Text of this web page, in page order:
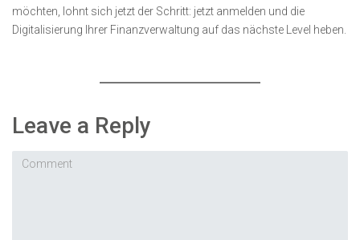
möchten, lohnt sich jetzt der Schritt: jetzt anmelden und die
Digitalisierung Ihrer Finanzverwaltung auf das nächste Level heben.
Leave a Reply